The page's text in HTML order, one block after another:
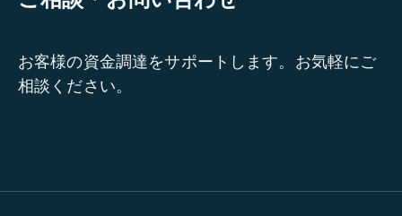
お客様の資金調達をサポートします。お気軽にご
相談ください。